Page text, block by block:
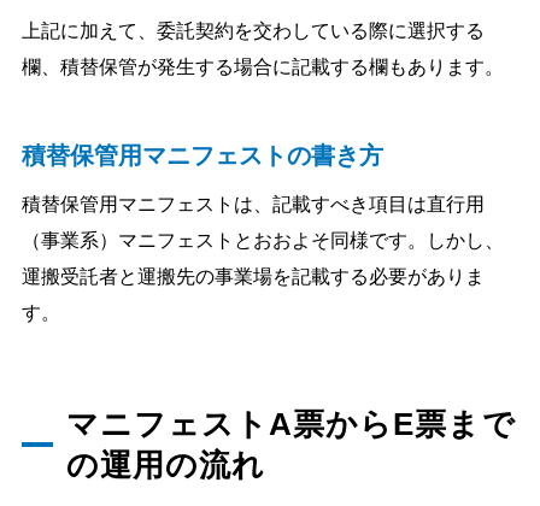
上記に加えて、委託契約を交わしている際に選択する
欄、積替保管が発生する場合に記載する欄もあります。
積替保管用マニフェストの書き方
積替保管用マニフェストは、記載すべき項目は直行用
（事業系）マニフェストとおおよそ同様です。しかし、
運搬受託者と運搬先の事業場を記載する必要がありま
す。
マニフェストA票からE票まで
の運用の流れ